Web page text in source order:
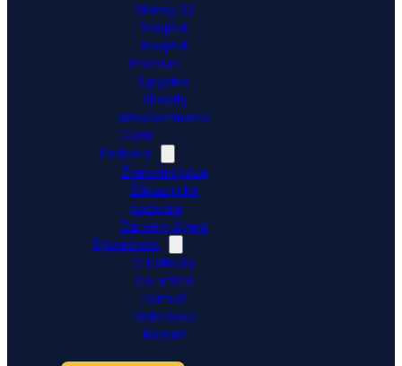
Money S3
Shoptet
Shoptet
Premium
Upgates
Shopify
WooCommerce
Ceník
Podpora
Znalostní báze
Zákaznická
podpora
Dativery Agent
Společnost
O Dativery
Co umíme
Partneři
Reference
Kontakt